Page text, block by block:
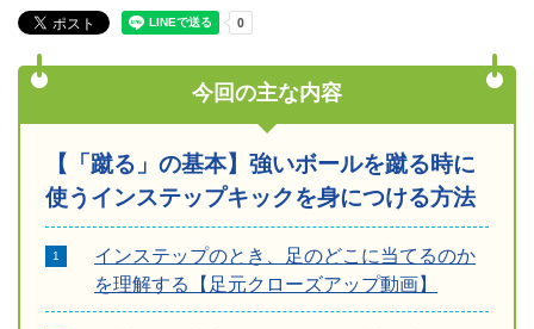
今回の主な内容
【「蹴る」の基本】強いボールを蹴る時に
使うインステップキックを身につける方法
インステップのとき、足のどこに当てるのか
を理解する【足元クローズアップ動画】